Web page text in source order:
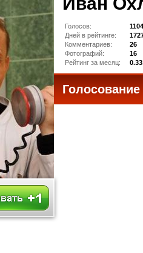
Голосов:
1104
Дней в рейтинге:
Комментариев:
26
Фотографий:
16
Рейтинг за месяц: